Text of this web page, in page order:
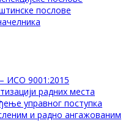
послове
ИСО 9001:2015
радних места
управног поступка
и радно ангажованим